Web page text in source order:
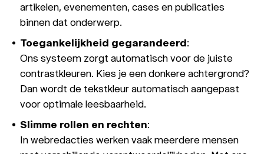
artikelen, evenementen, cases en publicaties
binnen dat onderwerp.
Toegankelijkheid gegarandeerd:
Ons systeem zorgt automatisch voor de juiste
contrastkleuren. Kies je een donkere achtergrond?
Dan wordt de tekstkleur automatisch aangepast
voor optimale leesbaarheid.
Slimme rollen en rechten:
In webredacties werken vaak meerdere mensen